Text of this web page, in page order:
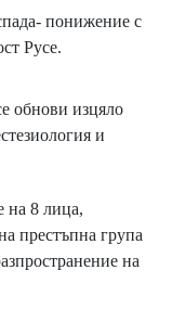
понижение с
Русе.
изцяло
и
на 8 лица,
престъпна група
на